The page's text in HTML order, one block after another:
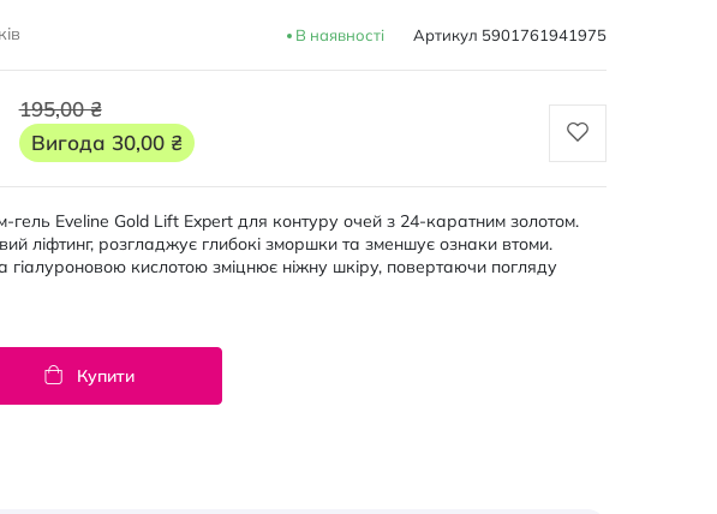
В наявності Артикул 5901761941975
195,00 ₴
Вигода 30,00 ₴
гель Eveline Gold Lift Expert для контуру очей з 24-каратним золотом.
ліфтинг, розгладжує глибокі зморшки та зменшує ознаки втоми.
кислотою зміцнює ніжну шкіру, повертаючи погляду
Купити